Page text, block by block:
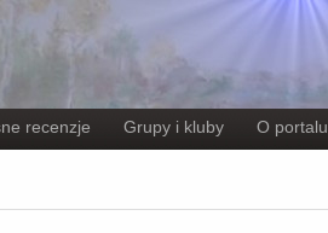
recenzje Grupy i kluby O portalu